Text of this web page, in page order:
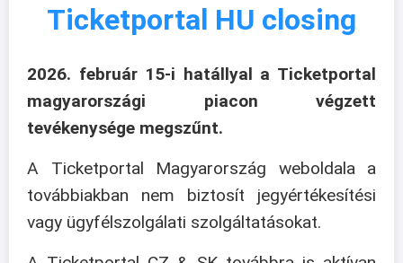
Ticketportal HU closing
2026. február 15-i hatállyal a Ticketportal
magyarországi piacon végzett
tevékenysége megszűnt.
A Ticketportal Magyarország weboldala a
továbbiakban nem biztosít jegyértékesítési
vagy ügyfélszolgálati szolgáltatásokat.